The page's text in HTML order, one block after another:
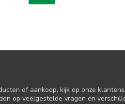
of aankoop, kijk op onze
op veelgestelde vragen en